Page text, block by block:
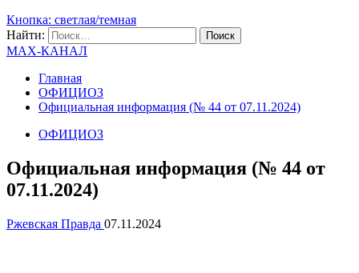
Кнопка: светлая/темная
Найти:
MAX-КАНАЛ
Главная
ОФИЦИОЗ
Официальная информация (№ 44 от 07.11.2024)
ОФИЦИОЗ
Официальная информация (№ 44 от
07.11.2024)
Ржевская Правда 07.11.2024